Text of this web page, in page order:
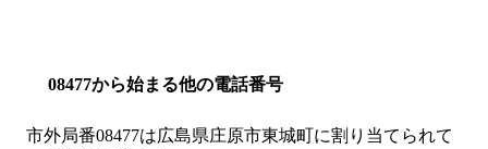
08477から始まる他の電話番号
市外局番08477は広島県庄原市東城町に割り当てられて